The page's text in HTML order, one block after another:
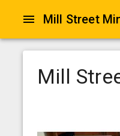
Mill Street
Mill